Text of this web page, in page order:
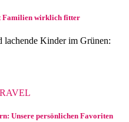
Familien wirklich fitter
lachende Kinder im Grünen:
Unsere persönlichen Favoriten